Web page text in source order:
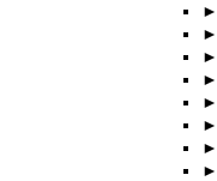
►
►
►
►
►
►
►
►